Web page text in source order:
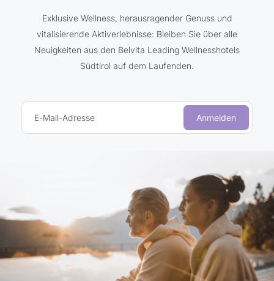
Exklusive Wellness, herausragender Genuss und
vitalisierende Aktiverlebnisse: Bleiben Sie über alle
Neuigkeiten aus den Belvita Leading Wellnesshotels
Südtirol auf dem Laufenden.
E-Mail-Adresse Anmelden